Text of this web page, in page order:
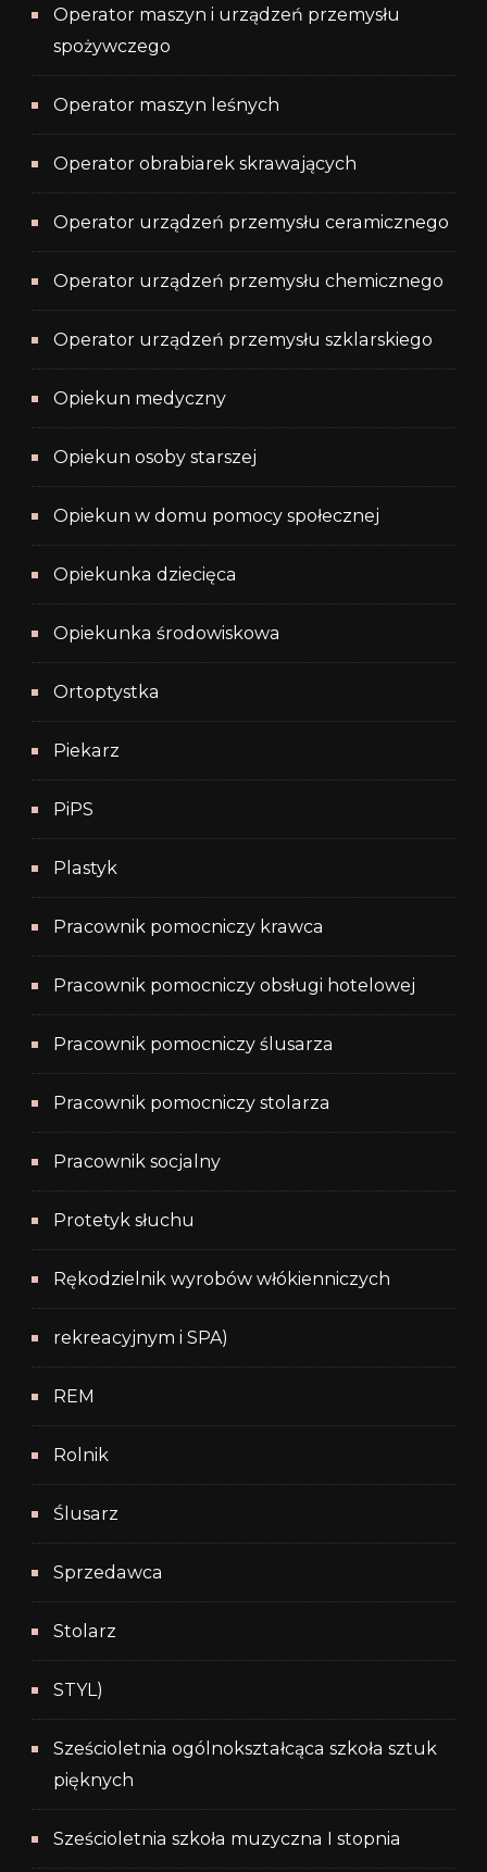
Operator maszyn i urządzeń przemysłu
spożywczego
Operator maszyn leśnych
Operator obrabiarek skrawających
Operator urządzeń przemysłu ceramicznego
Operator urządzeń przemysłu chemicznego
Operator urządzeń przemysłu szklarskiego
Opiekun medyczny
Opiekun osoby starszej
Opiekun w domu pomocy społecznej
Opiekunka dziecięca
Opiekunka środowiskowa
Ortoptystka
Piekarz
PiPS
Plastyk
Pracownik pomocniczy krawca
Pracownik pomocniczy obsługi hotelowej
Pracownik pomocniczy ślusarza
Pracownik pomocniczy stolarza
Pracownik socjalny
Protetyk słuchu
Rękodzielnik wyrobów włókienniczych
rekreacyjnym i SPA)
REM
Rolnik
Ślusarz
Sprzedawca
Stolarz
STYL)
Sześcioletnia ogólnokształcąca szkoła sztuk
pięknych
Sześcioletnia szkoła muzyczna I stopnia